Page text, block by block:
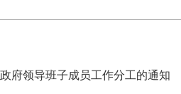
府领导班子成员工作分工的通知